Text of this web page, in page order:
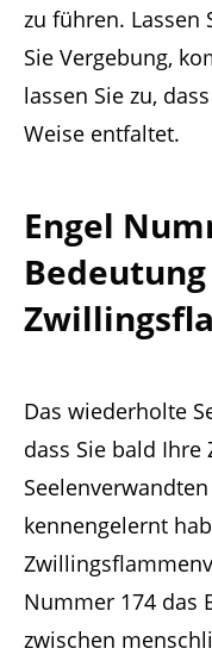
zu führen.
Sie Vergebung,
lassen Sie zu,
Weise entfaltet.
Engel
Das wiederholte
dass Sie bald
kennengelernt
Nummer 174 das
zwischen